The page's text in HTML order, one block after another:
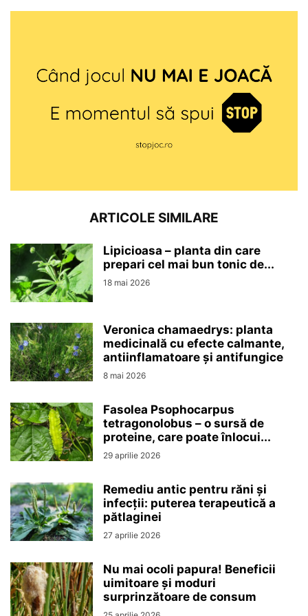
ARTICOLE SIMILARE
Lipicioasa – planta din care
prepari cel mai bun tonic de...
18 mai 2026
Veronica chamaedrys: planta
medicinală cu efecte calmante,
antiinflamatoare și antifungice
8 mai 2026
Fasolea Psophocarpus
tetragonolobus – o sursă de
proteine, care poate înlocui...
29 aprilie 2026
Remediu antic pentru răni și
infecții: puterea terapeutică a
pătlaginei
27 aprilie 2026
Nu mai ocoli papura! Beneficii
uimitoare și moduri
surprinzătoare de consum